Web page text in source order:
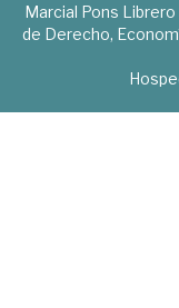
Marcial Pons
de Derecho,